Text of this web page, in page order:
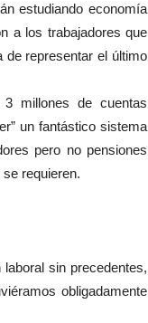
estudiando economía
a los trabajadores que
representar el último
millones de cuentas
un fantástico sistema
pero no pensiones
requieren.
sin precedentes,
obligadamente